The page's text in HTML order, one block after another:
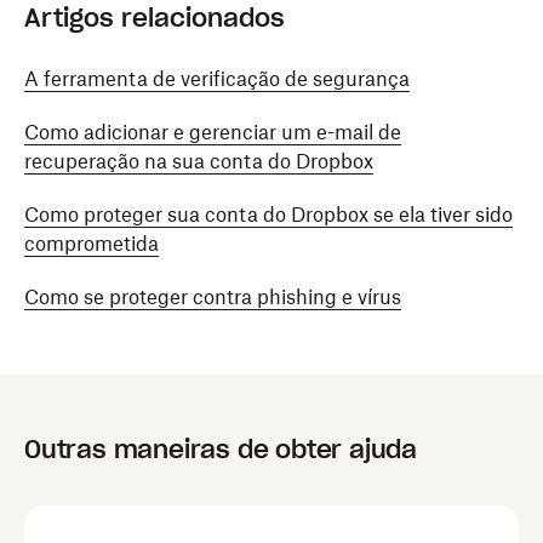
Clique no seu avatar (foto de perfil ou iniciais).
aparecer no canto superior direito ou inferior
Clique emConfigurações.
Clique na abaSegurança.
EmChaves de acesso
de acesso.
Insira a senha da sua conta do Dropbox e clique
Artigos relacionados
A ferramenta de verificação de segurança
Como adicionar e gerenciar um e-mail de
recuperação na sua conta do Dropbox
Como proteger sua conta do Dropbox se ela tiver sido
comprometida
Como se proteger contra phishing e vírus
Outras maneiras de obter ajuda